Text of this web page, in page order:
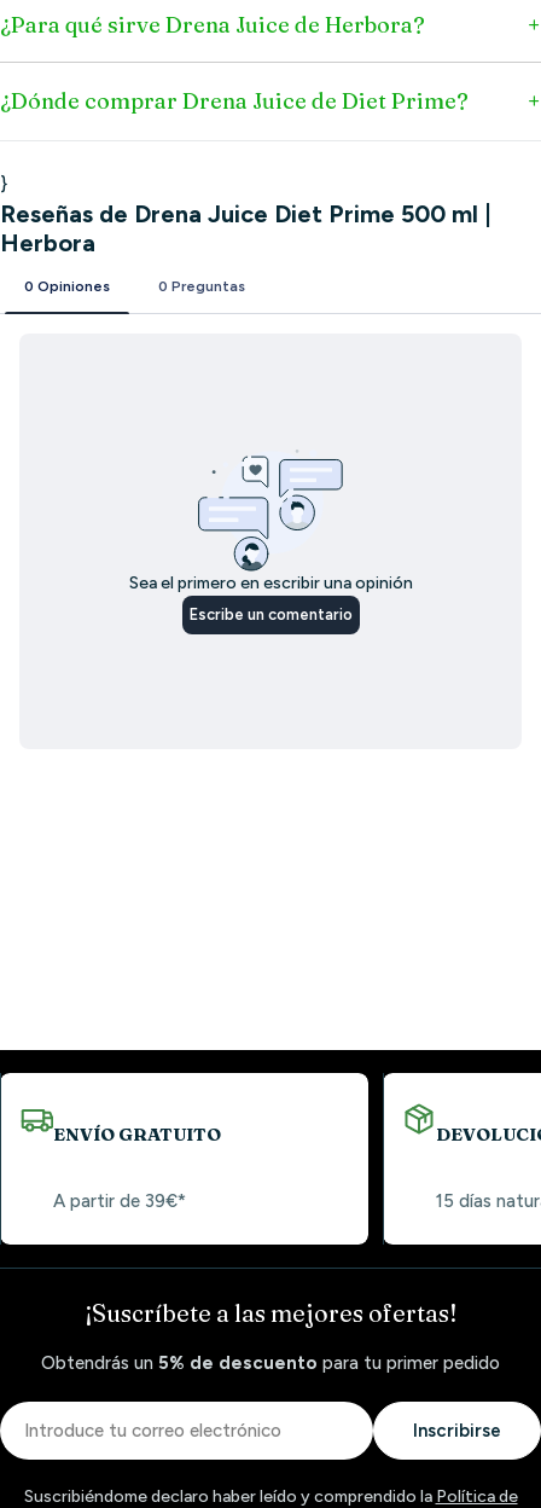
¿Para qué sirve Drena Juice de Herbora?
¿Dónde comprar Drena Juice de Diet Prime?
}
ENVÍO GRATUITO
A partir de 39€* 15 días
¡Suscríbete a las mejores ofertas!
Obtendrás un 5% de descuento para tu primer pedido
Correo
electrónico
Inscribirse
Suscribiéndome declaro haber leído y comprendido la Política de